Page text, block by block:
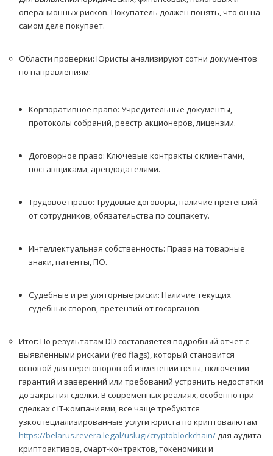
операционных рисков. Покупатель должен понять, что он на
самом деле покупает.
Области проверки: Юристы анализируют сотни документов
по направлениям:
Корпоративное право: Учредительные документы,
протоколы собраний, реестр акционеров, лицензии.
Договорное право: Ключевые контракты с клиентами,
поставщиками, арендодателями.
Трудовое право: Трудовые договоры, наличие претензий
от сотрудников, обязательства по соцпакету.
Интеллектуальная собственность: Права на товарные
знаки, патенты, ПО.
Судебные и регуляторные риски: Наличие текущих
судебных споров, претензий от госорганов.
Итог: По результатам DD составляется подробный отчет с
выявленными рисками (red flags), который становится
основой для переговоров об изменении цены, включении
гарантий и заверений или требований устранить недостатки
до закрытия сделки. В современных реалиях, особенно при
сделках с IT-компаниями, все чаще требуются
узкоспециализированные услуги юриста по криптовалютам
https://belarus.revera.legal/uslugi/cryptoblockchain/для аудита
криптоактивов, смарт-контрактов, токеномики и